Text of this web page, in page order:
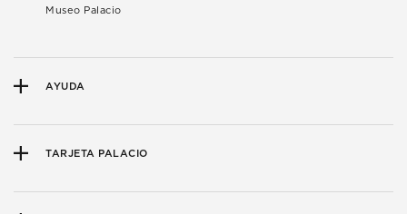
Museo Palacio
AYUDA
TARJETA PALACIO